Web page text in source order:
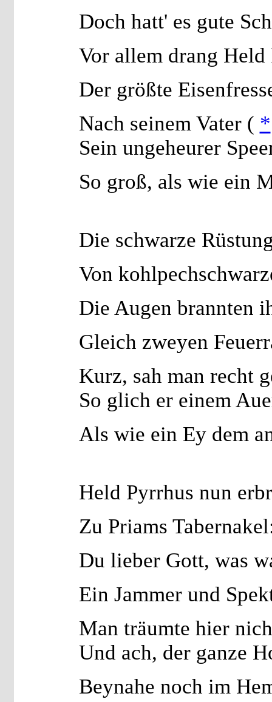
Doch hatt' es gute
Vor allem drang
Der größte
Nach seinem Vater ( *
Sein ungeheurer
So groß, als wie ein
Die schwarze
Von
Die Augen brannten
Gleich zweyen
Kurz, sah man recht
So glich er einem
Als wie ein Ey dem
Held Pyrrhus nun
Zu Priams
Du lieber Gott, was
Ein Jammer und
Man träumte hier
Und ach, der ganze
Beynahe noch im